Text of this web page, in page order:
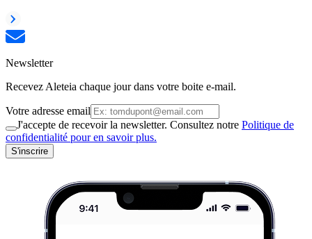
Newsletter
Recevez Aleteia chaque jour dans votre boite e-mail.
Votre adresse email
J'accepte de recevoir la newsletter. Consultez notre Politique de
confidentialité pour en savoir plus.
S'inscrire